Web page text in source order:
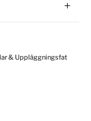
& Uppläggningsfat